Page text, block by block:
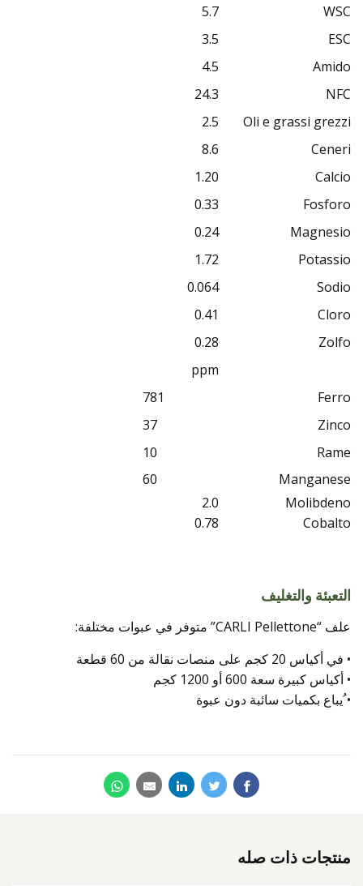
WSC
5.7
ESC
3.5
Amido
4.5
NFC
24.3
Oli e grassi grezzi
2.5
Ceneri
8.6
Calcio
1.20
Fosforo
0.33
Magnesio
0.24
Potassio
1.72
Sodio
0.064
Cloro
0.41
Zolfo
0.28
ppm
Ferro
781
Zinco
37
Rame
10
Manganese
60
Molibdeno
2.0
Cobalto
0.78
التعبئة والتغليف
علف “CARLI Pellettone” متوفر في عبوات مختلفة:
• في أكياس 20 كجم على منصات نقالة من 60 قطعة
• أكياس كبيرة سعة 600 أو 1200 كجم
• ُيباع بكميات سائبة دون عبوة
منتجات ذات صله